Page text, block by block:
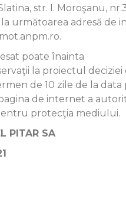
str. I. Moroşanu,
următoarea adresă de
poate înainta
la proiectul deciziei
de 10 zile de la data
de internet a
protecţia mediului.
PITAR SA